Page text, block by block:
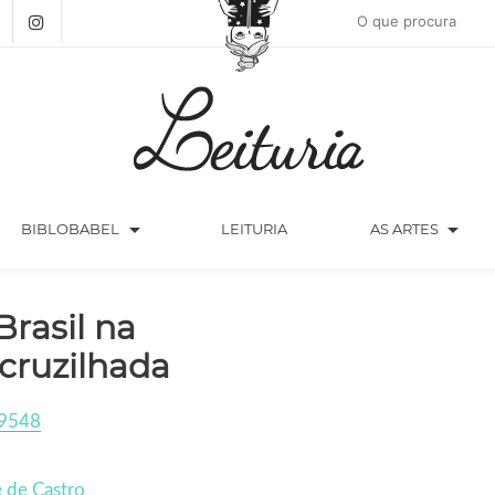
BIBLOBABEL arrow_drop_down LEITURIA AS ARTES arrow_drop_down
na
de Castro